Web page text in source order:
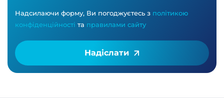
Надсилаючи форму, Ви погоджуєтесь з політикою
конфіденційності та правилами сайту
Надіслати